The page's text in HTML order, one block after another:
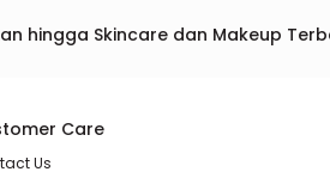
hingga Skincare dan Makeup
Care
Us